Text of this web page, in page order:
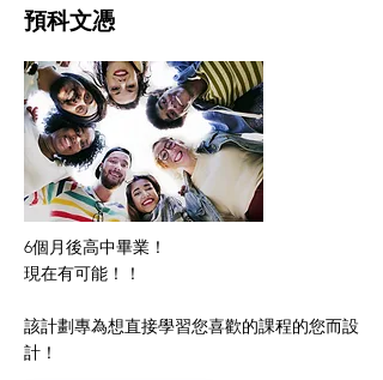
預科文憑
6個月後高中畢業！
現在有可能！！
該計劃專為想直接學習您喜歡的課程的您而設
計！